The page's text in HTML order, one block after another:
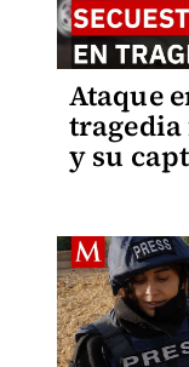
Ataque
y su